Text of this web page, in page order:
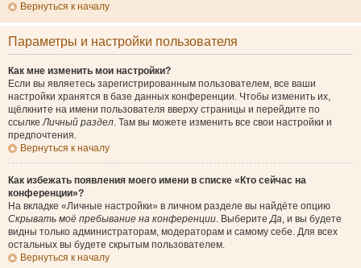
Вернуться к началу
Параметры и настройки пользователя
Как мне изменить мои настройки?
Если вы являетесь зарегистрированным пользователем, все ваши
настройки хранятся в базе данных конференции. Чтобы изменить их,
щёлкните на имени пользователя вверху страницы и перейдите по
ссылкеЛичный раздел. Там вы можете изменить все свои настройки и
предпочтения.
Вернуться к началу
Как избежать появления моего имени в списке «Кто сейчас на
конференции»?
На вкладке «Личные настройки» в личном разделе вы найдёте опцию
Скрывать моё пребывание на конференции. ВыберитеДа, и вы будете
видны только администраторам, модераторам и самому себе. Для всех
остальных вы будете скрытым пользователем.
Вернуться к началу